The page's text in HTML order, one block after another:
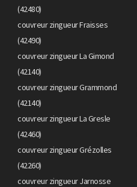
(42480)
couvreur zingueur Fraisses
(42490)
couvreur zingueur La Gimond
(42140)
couvreur zingueur Grammond
(42140)
couvreur zingueur La Gresle
(42460)
couvreur zingueur Grézolles
(42260)
couvreur zingueur Jarnosse